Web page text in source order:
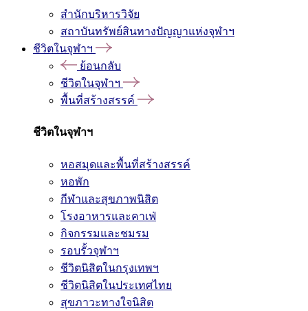
สำนักบริหารวิจัย
สถาบันทรัพย์สินทางปัญญาแห่งจุฬาฯ
ชีวิตในจุฬาฯ
ย้อนกลับ
ชีวิตในจุฬาฯ
พื้นที่สร้างสรรค์
ชีวิตในจุฬาฯ
หอสมุดและพื้นที่สร้างสรรค์
หอพัก
กีฬาและสุขภาพนิสิต
โรงอาหารและคาเฟ่
กิจกรรมและชมรม
รอบรั้วจุฬาฯ
ชีวิตนิสิตในกรุงเทพฯ
ชีวิตนิสิตในประเทศไทย
สุขภาวะทางใจนิสิต